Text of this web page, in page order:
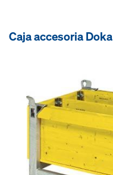
Caja accesoria Doka